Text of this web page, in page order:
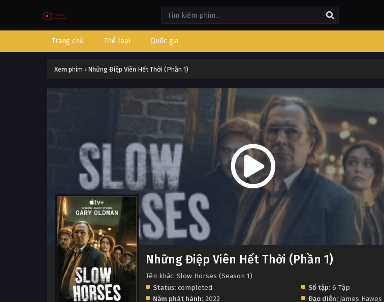
Trang chủ Thể loại Quốc gia
Xem phim › Những Điệp Viên Hết Thời (Phần 1)
Những Điệp Viên Hết Thời (Phần 1)
Tên khác: Slow Horses (Season 1)
Status: completed
Năm phát hành: 2022
Số tập:6 Tập
Đạo diễn: James Hawes